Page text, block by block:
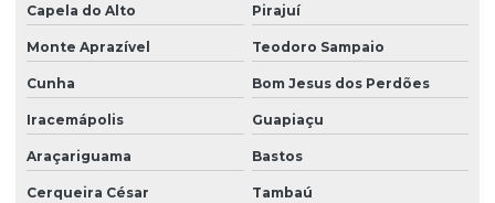
Capela do Alto Pirajuí
Monte Aprazível Teodoro Sampaio
Cunha Bom Jesus dos Perdões
Iracemápolis Guapiaçu
Araçariguama Bastos
Cerqueira César Tambaú